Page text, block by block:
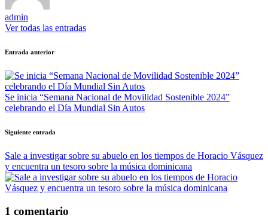
admin
Ver todas las entradas
Navegación
de
entradas
Entrada anterior
Se inicia “Semana Nacional de Movilidad Sostenible 2024”
celebrando el Día Mundial Sin Autos
Siguiente entrada
Sale a investigar sobre su abuelo en los tiempos de Horacio Vásquez
y encuentra un tesoro sobre la música dominicana
1 comentario